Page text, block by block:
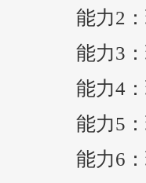
能力2：
能力3：
能力4：
能力5：
能力6：